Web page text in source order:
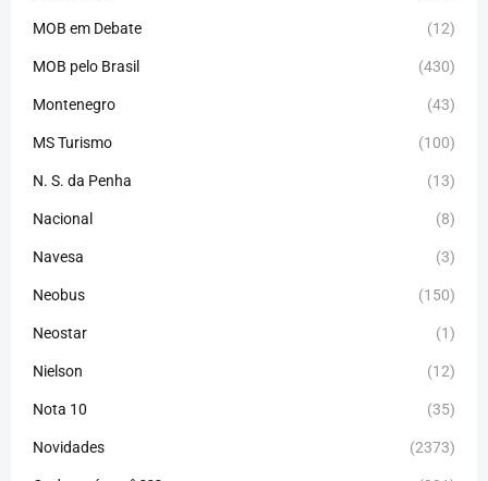
MOB em Debate (12)
MOB pelo Brasil (430)
Montenegro (43)
MS Turismo (100)
N. S. da Penha (13)
Nacional (8)
Navesa (3)
Neobus (150)
Neostar (1)
Nielson (12)
Nota 10 (35)
Novidades (2373)